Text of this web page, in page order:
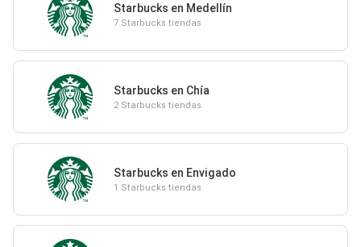
Starbucks en Medellín
7 Starbucks tiendas
Starbucks en Chía
2 Starbucks tiendas
Starbucks en Envigado
1 Starbucks tiendas